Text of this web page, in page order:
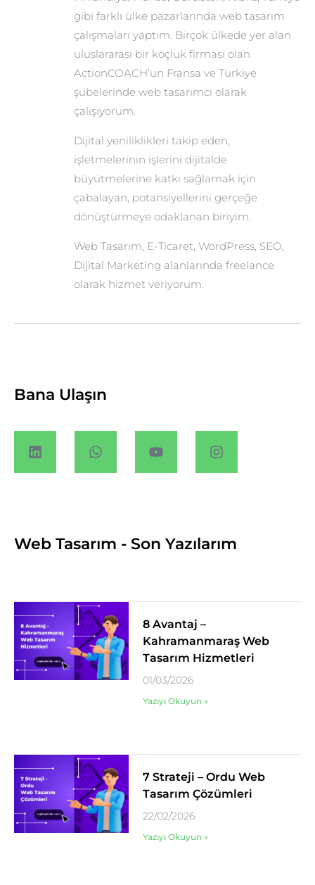
gibi farklı ülke pazarlarında web tasarım
çalışmaları yaptım. Birçok ülkede yer alan
uluslararası bir koçluk firması olan
ActionCOACH’un Fransa ve Türkiye
şubelerinde web tasarımcı olarak
çalışıyorum.
Dijital yeniliklikleri takip eden,
işletmelerinin işlerini dijitalde
büyütmelerine katkı sağlamak için
çabalayan, potansiyellerini gerçeğe
dönüştürmeye odaklanan biriyim.
Web Tasarım, E-Ticaret, WordPress, SEO,
Dijital Marketing alanlarında freelance
olarak hizmet veriyorum.
Bana Ulaşın
Web Tasarım - Son Yazılarım
8 Avantaj –
Kahramanmaraş Web
Tasarım Hizmetleri
01/03/2026
Yazıyı Okuyun »
7 Strateji – Ordu Web
Tasarım Çözümleri
22/02/2026
Yazıyı Okuyun »